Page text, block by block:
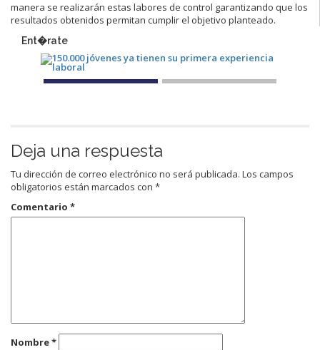
manera se realizarán estas labores de control garantizando que los
resultados obtenidos permitan cumplir el objetivo planteado.
Ent�rate
Deja una respuesta
Tu dirección de correo electrónico no será publicada. Los campos
obligatorios están marcados con *
Comentario *
Nombre*